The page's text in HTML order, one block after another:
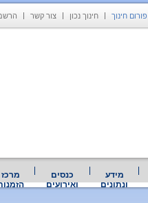
פורום חינוך חינוך נכון צור קשר
מידע
ונתונים
כנסים
ואירועים
מרכז